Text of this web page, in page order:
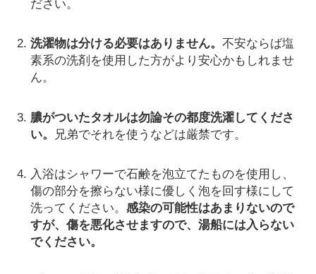
ださい。
洗濯物は分ける必要はありません。 不安ならば塩
素系の洗剤を使用した方がより安心かもしれませ
ん。
膿がついたタオルは勿論その都度洗濯してくださ
い。
兄弟でそれを使うなどは厳禁です。
入浴はシャワーで石鹸を泡立てたものを使用し、
傷の部分を擦らない様に優しく泡を回す様にして
洗ってください。 感染の可能性はあまりないので
すが、傷を悪化させますので、湯船には入らない
でください。